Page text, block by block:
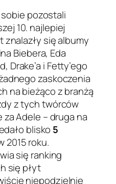
pozostali
10. najlepiej
się albumy
Biebera, Eda
Drake’a i Fetty’ego
zaskoczenia
na bieżąco z branżą
z tych twórców
Adele – druga na
blisko 5
2015 roku.
się ranking
się płyt
niepodzielnie